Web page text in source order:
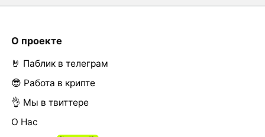
О проекте
🤘 Паблик в телеграм
😎 Работа в крипте
👌 Мы в твиттере
О Нас